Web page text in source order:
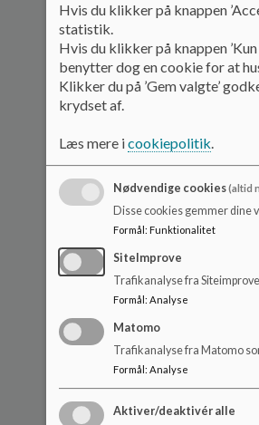
Astronaut
I anledning
2024 besøg
i dagens
7.c fra
2024 blev
4.b deltog
Hvis du klikker på knappen
statistik.
Hvis du klikker på knappen
benytter dog en cookie for at
Klikker du på ’Gem valgte’
krydset af.
Læs mere icookiepolitik.
Nødvendige cookies(altid
Disse cookies gemmer dine
Formål : Funktionalitet
SiteImprove
Trafikanalyse fra
Formål : Analyse
Matomo
Trafikanalyse fra Matomo
Formål: Analyse
Aktiver/deaktivér alle